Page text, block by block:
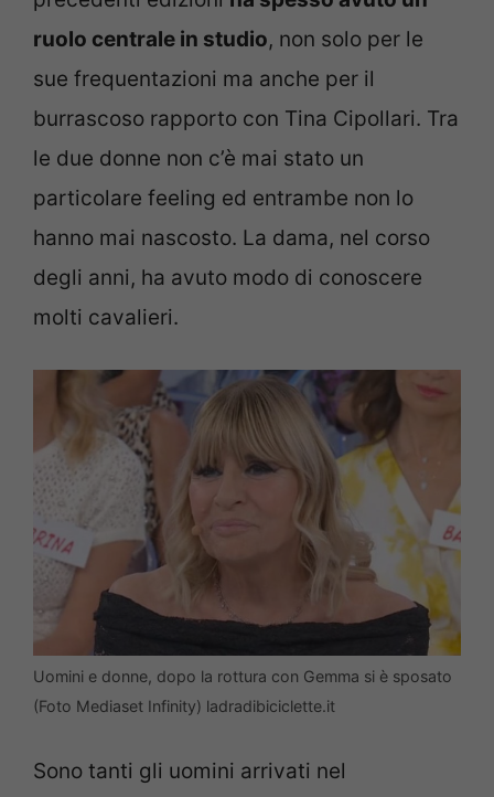
ruolo centrale in studio, non solo per le
sue frequentazioni ma anche per il
burrascoso rapporto con Tina Cipollari. Tra
le due donne non c’è mai stato un
particolare feeling ed entrambe non lo
hanno mai nascosto. La dama, nel corso
degli anni, ha avuto modo di conoscere
molti cavalieri.
Uomini e donne, dopo la rottura con Gemma si è sposato
(Foto Mediaset Infinity) ladradibiciclette.it
Sono tanti gli uomini arrivati nel